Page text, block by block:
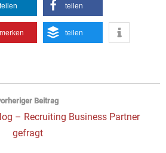
teilen teilen
merken teilen
Beitrag
– Recruiting Business Partner
gefragt